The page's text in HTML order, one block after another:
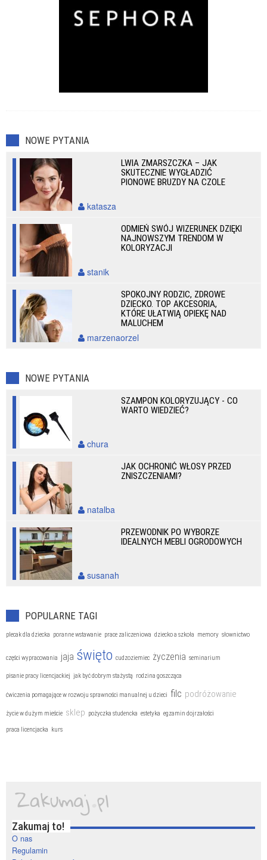
NOWE PYTANIA
LWIA ZMARSZCZKA – JAK
SKUTECZNIE WYGŁADZIĆ
PIONOWE BRUZDY NA CZOLE
katasza
ODMIEŃ SWÓJ WIZERUNEK DZIĘKI
NAJNOWSZYM TRENDOM W
KOLORYZACJI
stanik
SPOKOJNY RODZIC, ZDROWE
DZIECKO. TOP AKCESORIA,
KTÓRE UŁATWIĄ OPIEKĘ NAD
MALUCHEM
marzenaorzel
NOWE PYTANIA
SZAMPON KOLORYZUJĄCY - CO
WARTO WIEDZIEĆ?
chura
JAK OCHRONIĆ WŁOSY PRZED
ZNISZCZENIAMI?
natalba
PRZEWODNIK PO WYBORZE
IDEALNYCH MEBLI OGRODOWYCH
susanah
POPULARNE TAGI
plecak dla dziecka poranne wstawanie prace zaliczeniowa dziecko a szkoła memory słownictwo
części wypracowania jaja święto cudzoziemiec życzenia seminarium
pisanie pracy licencjackiej jak być dobrym stażystą rodzina goszcząca
ćwiczenia pomagające w rozwoju sprawności manualnej u dzieci filc podróżowanie
życie w dużym mieście sklep pożyczka studencka estetyka egzamin dojrzałości
praca licencjacka kurs
Zakumaj to!
O nas
Regulamin